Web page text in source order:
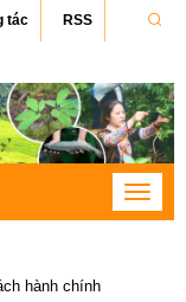
tác RSS
Toggle
hành chính